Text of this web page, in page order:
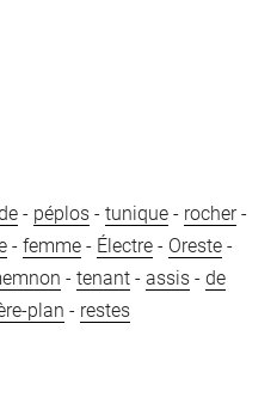
- péplos -tunique - rocher-
-femme - Électre - Oreste -
-tenant -assis -de
plan - restes